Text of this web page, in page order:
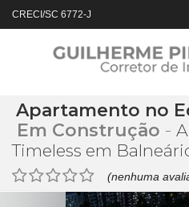
CRECI/SC 6772-J
Apartamento no
Em Construção -
Timeless em
(nenhuma